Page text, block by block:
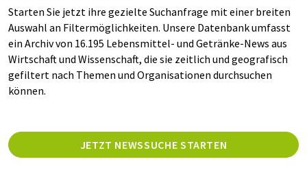
Starten Sie jetzt ihre gezielte Suchanfrage mit einer breiten
Auswahl an Filtermöglichkeiten. Unsere Datenbank umfasst
ein Archiv von 16.195 Lebensmittel- und Getränke-News aus
Wirtschaft und Wissenschaft, die sie zeitlich und geografisch
gefiltert nach Themen und Organisationen durchsuchen
können.
JETZT NEWSSUCHE STARTEN